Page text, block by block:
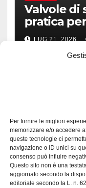
Per fornire le migliori
memorizzare e/o accedere
queste tecnologie ci
navigazione o ID unici su
consenso può influire
Questo sito non è una
aggiornato secondo la
editoriale secondo la L. n.
Valvole di
pratica
LUG 21, 2026
guida
efficace
LUG 17, 2026